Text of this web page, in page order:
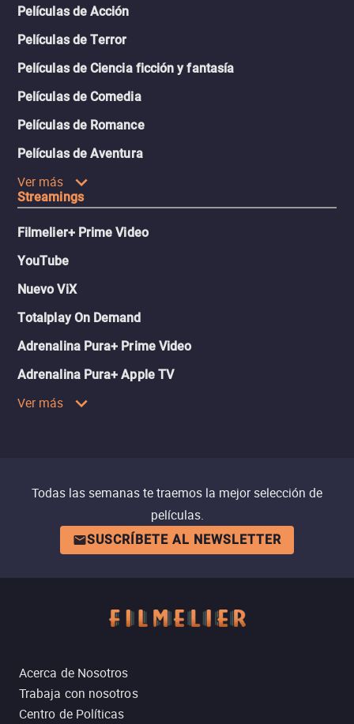
Películas de Acción
Películas de Terror
Películas de Ciencia ficción y fantasía
Películas de Comedia
Películas de Romance
Películas de Aventura
Ver más
Streamings
Filmelier+ Prime Video
YouTube
Nuevo ViX
Totalplay On Demand
Adrenalina Pura+ Prime Video
Adrenalina Pura+ Apple TV
Ver más
Todas las semanas te traemos la mejor selección de
películas.
SUSCRÍBETE AL NEWSLETTER
Acerca de Nosotros
Trabaja con nosotros
Centro de Políticas